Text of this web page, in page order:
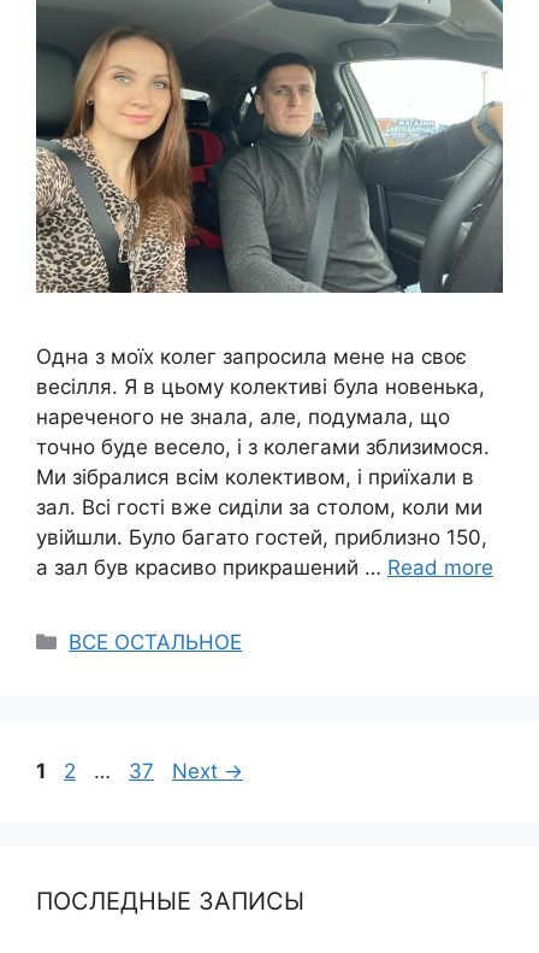
Одна з моїх колег запросила мене на своє
весілля. Я в цьому колективі була новенька,
нареченого не знала, але, подумала, що
точно буде весело, і з колегами зблизимося.
Ми зібралися всім колективом, і приїхали в
зал. Всі гості вже сиділи за столом, коли ми
увійшли. Було багато гостей, приблизно 150,
а зал був красиво прикрашений … Read more
Categories
ВСЕ ОСТАЛЬНОЕ
Page
1 Page
2 … Page
37 Next →
ПОСЛЕДНЫЕ ЗАПИСЫ